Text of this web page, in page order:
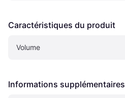
Caractéristiques du produit
Volume
Informations supplémentaires